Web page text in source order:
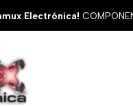
Electrónica! Inicio